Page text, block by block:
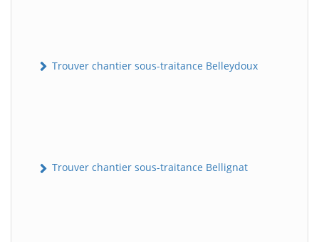
Trouver chantier sous-traitance Belleydoux
Trouver chantier sous-traitance Bellignat